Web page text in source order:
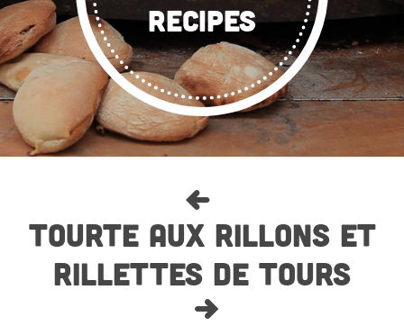
RECIPES
TOURTE AUX RILLONS ET
RILLETTES DE TOURS